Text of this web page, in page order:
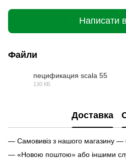
Написати
Файли
пецификация scala 55
130 КБ
Доставка
— Самовивіз з нашого магазину —
— «Новою поштою» або іншими